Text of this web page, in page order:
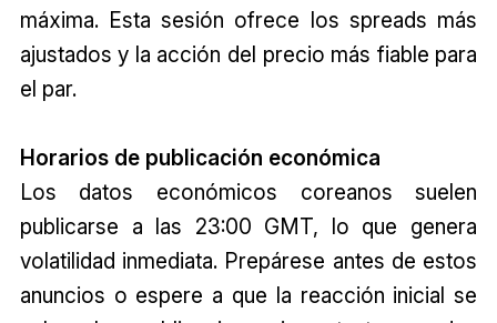
máxima. Esta sesión ofrece los spreads más
ajustados y la acción del precio más fiable para
el par.
Horarios de publicación económica
Los datos económicos coreanos suelen
publicarse a las 23:00 GMT, lo que genera
volatilidad inmediata. Prepárese antes de estos
anuncios o espere a que la reacción inicial se